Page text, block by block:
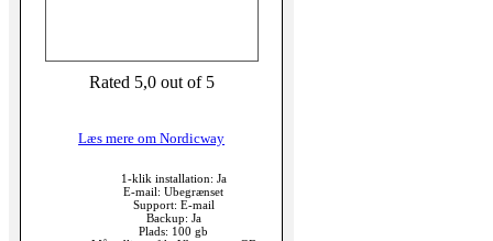
Rated 5,0 out of 5
Læs mere om Nordicway
1-klik installation: Ja
E-mail: Ubegrænset
Support: E-mail
Backup: Ja
Plads: 100 gb